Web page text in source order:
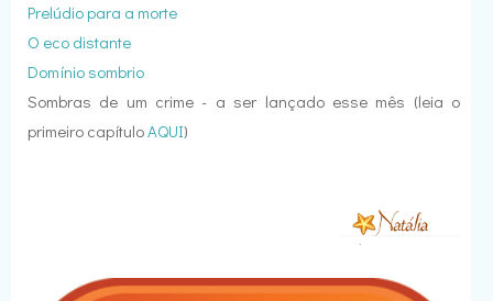
Prelúdio para a morte
O eco distante
Domínio sombrio
Sombras de um crime - a ser lançado esse mês (leia o
primeiro capítuloAQUI)